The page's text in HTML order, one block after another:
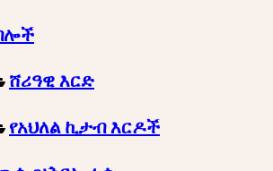
ሸሪዓዊ እርድ
የአህለል ኪታብ እርዶች